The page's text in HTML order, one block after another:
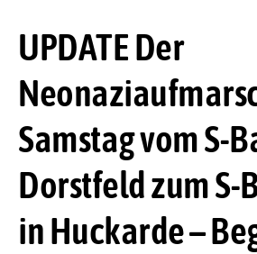
UPDATE Der
Samstag vom S-
Dorstfeld zum S-
in Huckarde –